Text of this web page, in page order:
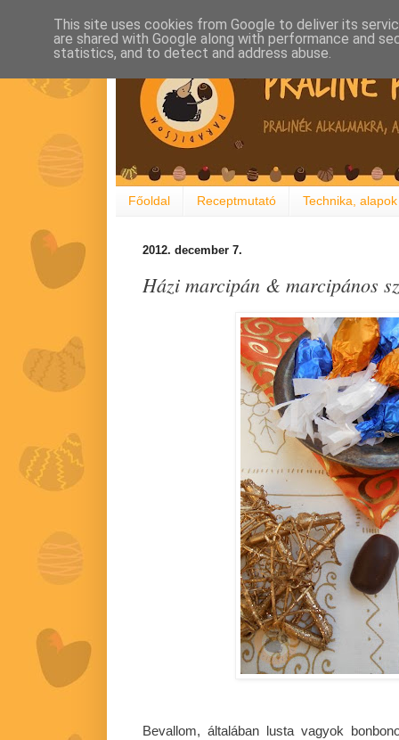
Főoldal Receptmutató Technika, alapok
2012. december 7.
Házi marcipán & marcipános
Bevallom, általában lusta vagyok
This site uses cookies from Google to deliver its
are shared with Google along with performance and
statistics, and to detect and address abuse.